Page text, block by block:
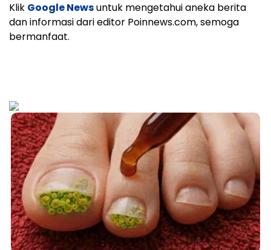
Klik Google Newsuntuk mengetahui aneka berita
dan informasi dari editor Poinnews.com, semoga
bermanfaat.